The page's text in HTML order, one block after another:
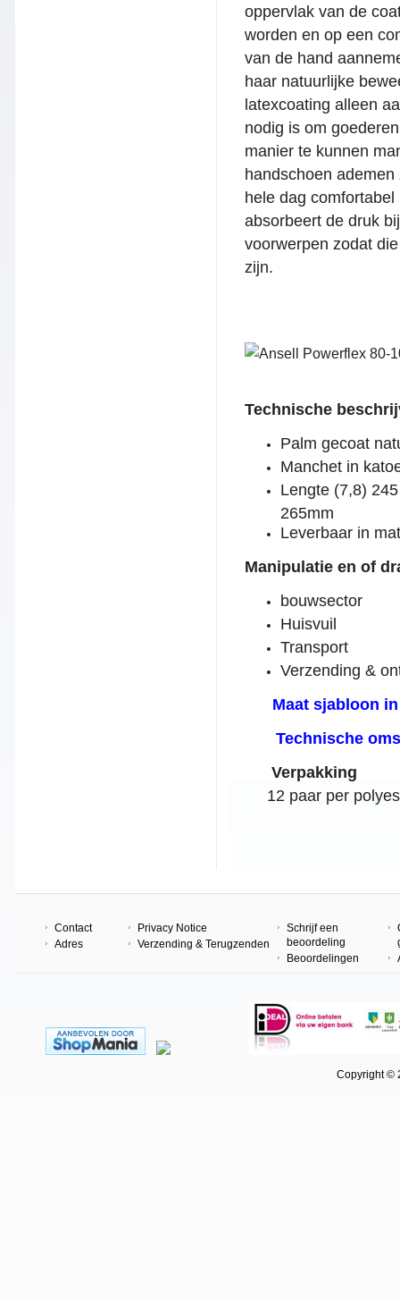
oppervlak van de
worden en op een
van de hand
haar natuurlijke
latexcoating alleen
nodig is om
manier te kunnen
handschoen
hele dag
absorbeert de druk
voorwerpen zodat
zijn.
Technische
Palm gecoat
Manchet in
Lengte (7,8)
265mm
Leverbaar in
Manipulatie en of
bouwsector
Huisvuil
Transport
Verzending &
Maat sjabloon
Technische
Verpakking
12 paar per
Contact
Adres
Privacy Notice
Verzending & Terugzenden
Schrijf een
beoordeling
Beoordelingen
Copyright ©